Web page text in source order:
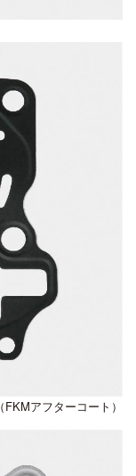
（FKMアフターコート）